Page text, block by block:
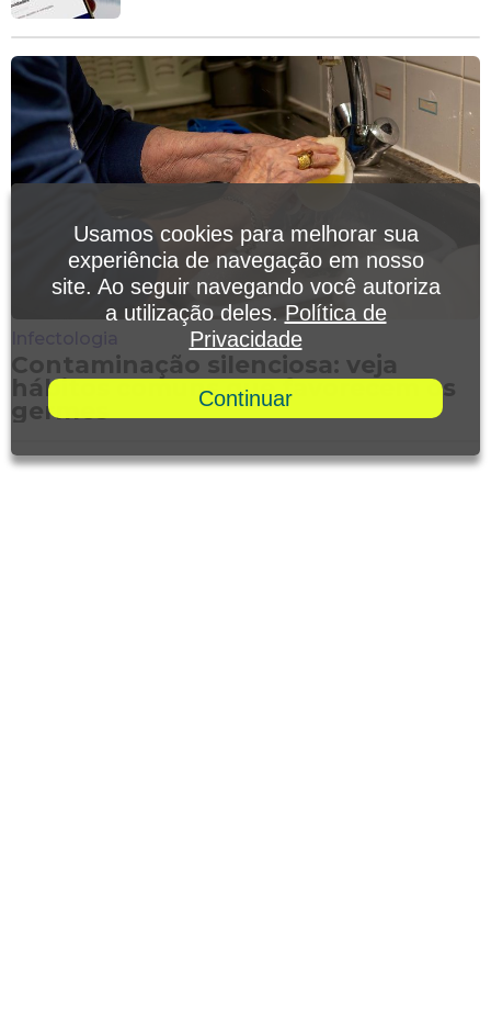
Contaminação silenciosa: veja
hábitos comuns que favorecem os
germes
Usamos cookies para melhorar sua
experiência de navegação em nosso
site. Ao seguir navegando você autoriza
a utilização deles. Política de
Privacidade
Continuar